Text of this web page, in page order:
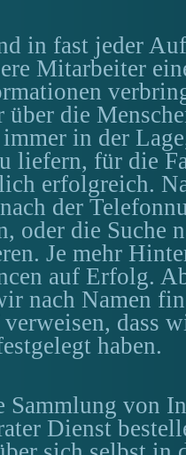
in fast jeder
Mitarbeiter
die
in der
liefern, für die
erfolgreich.
der
oder die Suche
Je mehr
auf Erfolg.
nach Namen
dass
haben.
Sammlung von
Dienst